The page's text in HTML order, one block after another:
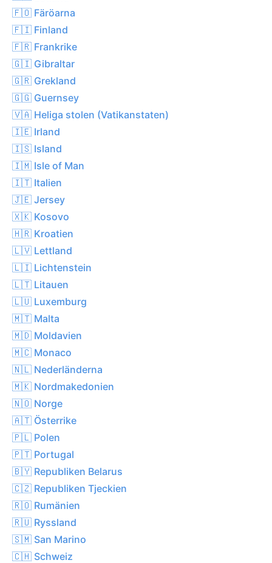
🇫🇴 Färöarna
🇫🇮 Finland
🇫🇷 Frankrike
🇬🇮 Gibraltar
🇬🇷 Grekland
🇬🇬 Guernsey
🇻🇦 Heliga stolen (Vatikanstaten)
🇮🇪 Irland
🇮🇸 Island
🇮🇲 Isle of Man
🇮🇹 Italien
🇯🇪 Jersey
🇽🇰 Kosovo
🇭🇷 Kroatien
🇱🇻 Lettland
🇱🇮 Lichtenstein
🇱🇹 Litauen
🇱🇺 Luxemburg
🇲🇹 Malta
🇲🇩 Moldavien
🇲🇨 Monaco
🇳🇱 Nederländerna
🇲🇰 Nordmakedonien
🇳🇴 Norge
🇦🇹 Österrike
🇵🇱 Polen
🇵🇹 Portugal
🇧🇾 Republiken Belarus
🇨🇿 Republiken Tjeckien
🇷🇴 Rumänien
🇷🇺 Ryssland
🇸🇲 San Marino
🇨🇭 Schweiz